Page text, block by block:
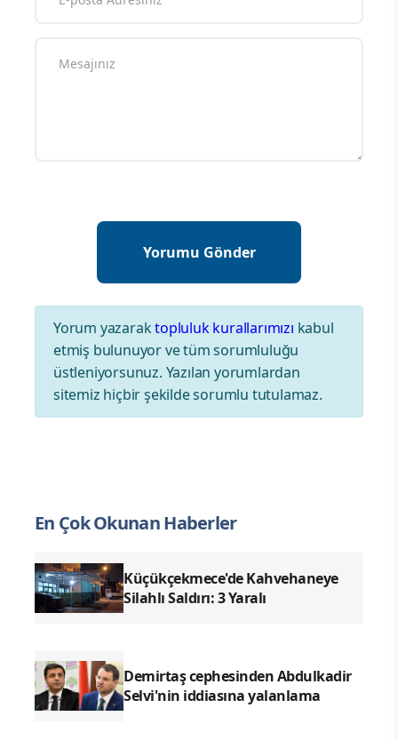
Yorum yazaraktopluluk kurallarımızı kabul
etmiş bulunuyor ve tüm sorumluluğu
üstleniyorsunuz. Yazılan yorumlardan
sitemiz hiçbir şekilde sorumlu tutulamaz.
En Çok Okunan Haberler
Küçükçekmece'de Kahvehaneye
Silahlı Saldırı: 3 Yaralı
Demirtaş cephesinden Abdulkadir
Selvi'nin iddiasına yalanlama